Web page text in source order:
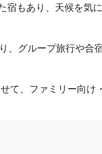
もあり、天候を気に
グループ旅行や合
て、ファミリー向け